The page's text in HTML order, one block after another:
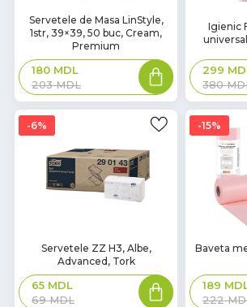
Servetele de Masa LinStyle,
1str, 39×39, 50 buc, Cream,
Premium
203MDL
180 MDL
Igienic
380
299
6%
Servetele ZZ H3, Albe,
Advanced, Tork
69MDL
65 MDL
15%
Baveta
222
189